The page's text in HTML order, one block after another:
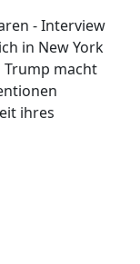
- Interview
in New York
Trump macht
ihres